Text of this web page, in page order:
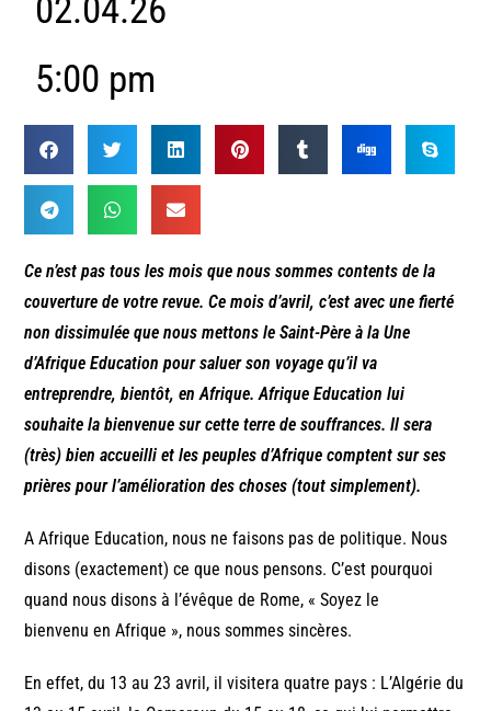
02.04.26
5:00 pm
Ce n’est pas tous les mois que nous sommes contents de la
couverture de votre revue. Ce mois d’avril, c’est avec une fierté
non dissimulée que nous mettons le Saint-Père à la Une
d’Afrique Education pour saluer son voyage qu’il va
entreprendre, bientôt, en Afrique. Afrique Education lui
souhaite la bienvenue sur cette terre de souffrances. Il sera
(très) bien accueilli et les peuples d’Afrique comptent sur ses
prières pour l’amélioration des choses (tout simplement).
A Afrique Education, nous ne faisons pas de politique. Nous
disons (exactement) ce que nous pensons. C’est pourquoi
quand nous disons à l’évêque de Rome, « Soyez le
bienvenu en Afrique », nous sommes sincères.
En effet, du 13 au 23 avril, il visitera quatre pays : L’Algérie du